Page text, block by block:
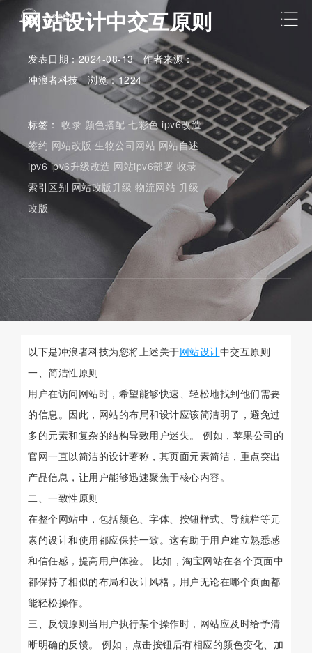
网站设计中交互原则
发表日期：2024-08-13 作者来源：
冲浪者科技 浏览：1224
标签： 收录 颜色搭配 七彩色 ipv6改造
签约 网站改版 生物公司网站 网站自述
ipv6 ipv6升级改造 网站ipv6部署 收录
索引区别 网站改版升级 物流网站 升级
改版
以下是冲浪者科技为您将上述关于 网站设计中交互原则
一、简洁性原则
用户在访问网站时，希望能够快速、轻松地找到他们需要
的信息。因此，网站的布局和设计应该简洁明了，避免过
多的元素和复杂的结构导致用户迷失。 例如，苹果公司的
官网一直以简洁的设计著称，其页面元素简洁，重点突出
产品信息，让用户能够迅速聚焦于核心内容。
二、一致性原则
在整个网站中，包括颜色、字体、按钮样式、导航栏等元
素的设计和使用都应保持一致。这有助于用户建立熟悉感
和信任感，提高用户体验。 比如，淘宝网站在各个页面中
都保持了相似的布局和设计风格，用户无论在哪个页面都
能轻松操作。
三、反馈原则当用户执行某个操作时，网站应及时给予清
晰明确的反馈。 例如，点击按钮后有相应的颜色变化、加